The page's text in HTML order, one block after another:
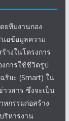
ยทีมงานกอง
นอข้อมูลความ
างในโครงการ
การใช้ชีวิตรูป
ริยะ (Smart) ใน
วสาร ซึ่งจะเป็น
กรรมก่อสร้าง
ริหารงาน